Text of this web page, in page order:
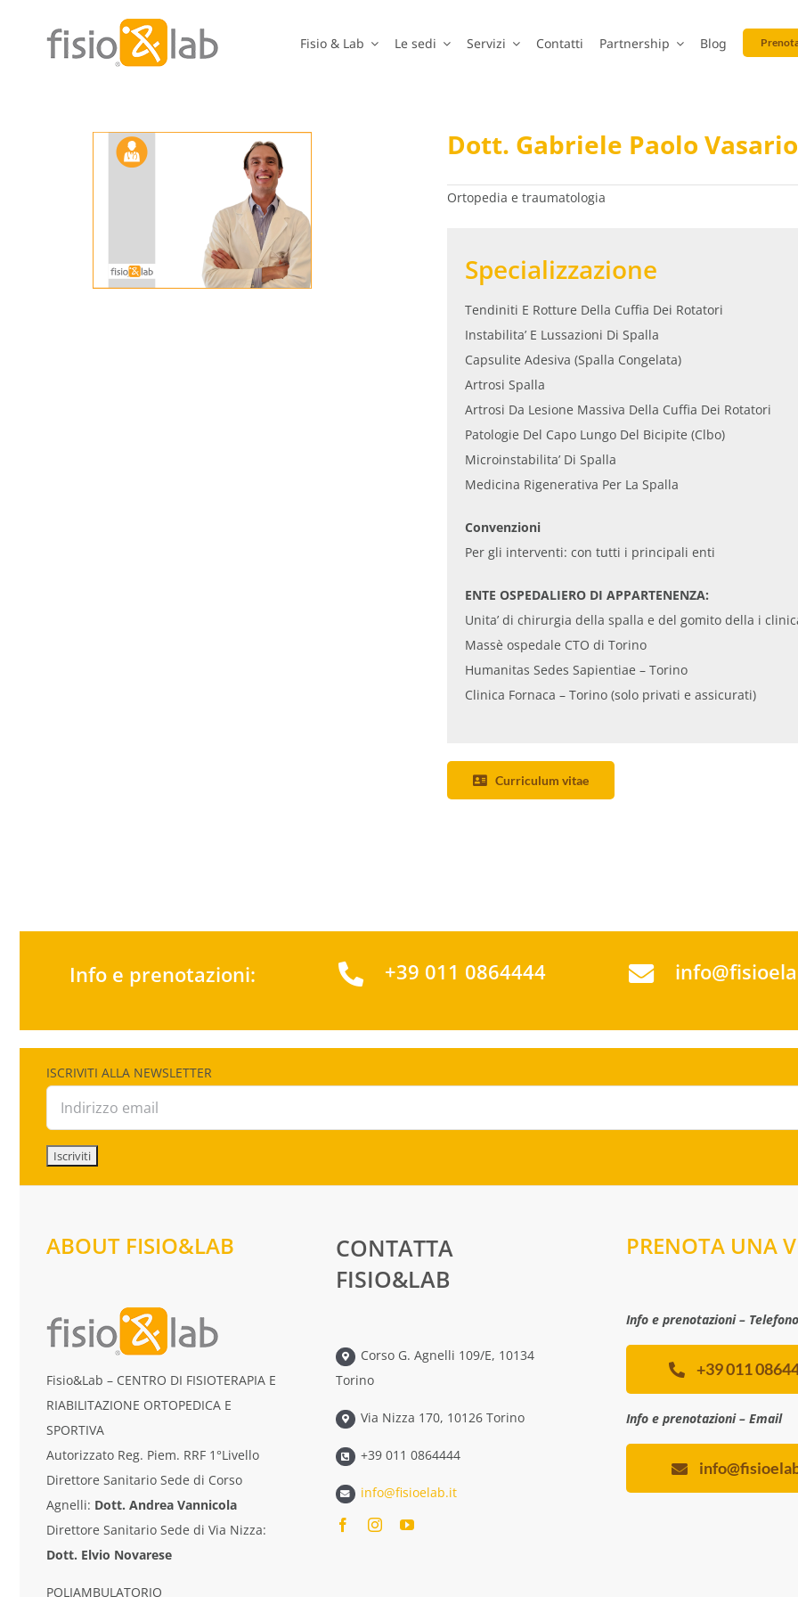
contenuto
Fisio & Lab Le sedi Servizi Contatti Partnership Blog
Dott. Gabriele Paolo Vasario
Ortopedia e traumatologia
Specializzazione
Tendiniti E Rotture Della Cuffia Dei Rotatori
Instabilita’ E Lussazioni Di Spalla
Capsulite Adesiva (Spalla Congelata)
Artrosi Spalla
Artrosi Da Lesione Massiva Della Cuffia Dei Rotatori
Patologie Del Capo Lungo Del Bicipite (Clbo)
Microinstabilita’ Di Spalla
Medicina Rigenerativa Per La Spalla
Convenzioni
Per gli interventi: con tutti i principali enti
ENTE OSPEDALIERO DI APPARTENENZA:
Unita’ di chirurgia della spalla e del gomito della i
Massè ospedale CTO di Torino
Humanitas Sedes Sapientiae – Torino
Clinica Fornaca – Torino (solo privati e assicurati)
Curriculum vitae
Info e prenotazioni: +39 011 0864444
ISCRIVITI ALLA NEWSLETTER
ABOUT FISIO&LAB
Fisio&Lab – CENTRO DI FISIOTERAPIA E
RIABILITAZIONE ORTOPEDICA E
SPORTIVA
Autorizzato Reg. Piem. RRF 1°Livello
Direttore Sanitario Sede di Corso
Agnelli: Dott. Andrea Vannicola
Direttore Sanitario Sede di Via Nizza:
Dott. Elvio Novarese
POLIAMBULATORIO
CONTATTA
FISIO&LAB
Corso G. Agnelli 109/E, 10134
Torino
Via Nizza 170, 10126 Torino
+39 011 0864444
info@fisioelab.it
PRENOTA UNA
Info e prenotazioni – Telefono
+39 011
Info e prenotazioni – Email